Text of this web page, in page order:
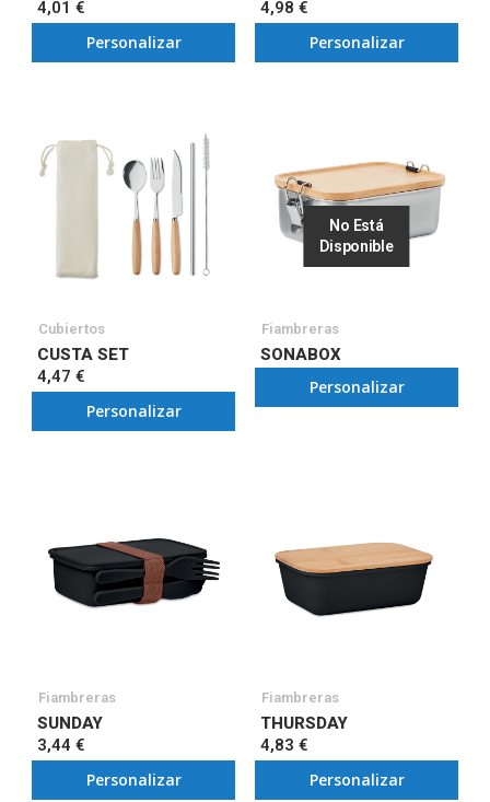
4,01 €
Personalizar
4,98 €
Personalizar
Cubiertos
CUSTA SET
4,47 €
Personalizar
No Está
Disponible
Fiambreras
SONABOX
Personalizar
Fiambreras
SUNDAY
3,44 €
Personalizar
Fiambreras
THURSDAY
4,83 €
Personalizar